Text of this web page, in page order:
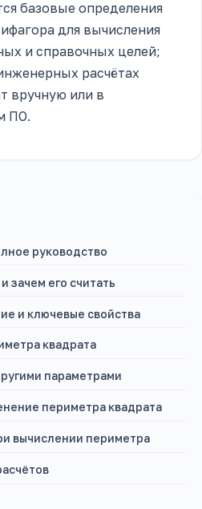
базовые определения
для вычисления
и справочных целей;
расчётах
вручную или в
ПО.
руководство
зачем его считать
и ключевые свойства
квадрата
параметрами
периметра квадрата
вычислении периметра